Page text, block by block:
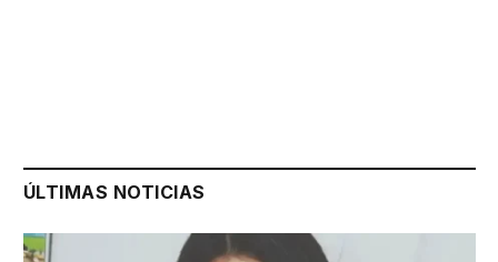
ÚLTIMAS NOTICIAS